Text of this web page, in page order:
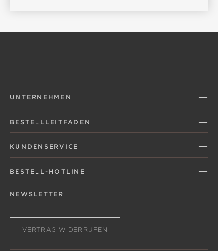
UNTERNEHMEN
BESTELLLEITFADEN
KUNDENSERVICE
BESTELL-HOTLINE
NEWSLETTER
VERTRAG WIDERRUFEN